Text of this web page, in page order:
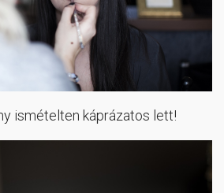
ismételten káprázatos lett!